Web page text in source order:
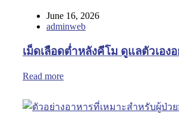
June 16, 2026
adminweb
เม็ดเลือดต่ำหลังคีโม ดูแลตัวเองอ
Read more